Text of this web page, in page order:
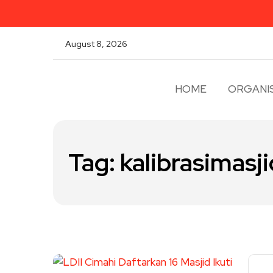
August 8, 2026
HOME
Tag: